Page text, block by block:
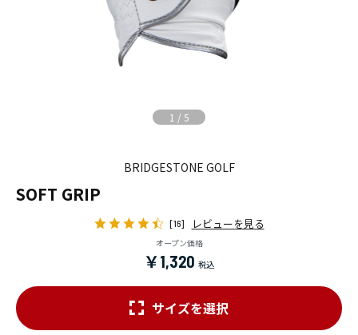
1 / 5
BRIDGESTONE GOLF
SOFT GRIP
[16] レビューを見る
オープン価格
￥1,320
サイズを選択